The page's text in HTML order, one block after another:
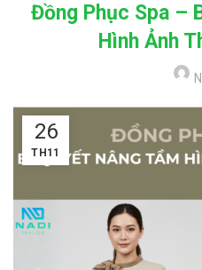
Đồng Phục Spa –
Hình Ảnh
26
TH11